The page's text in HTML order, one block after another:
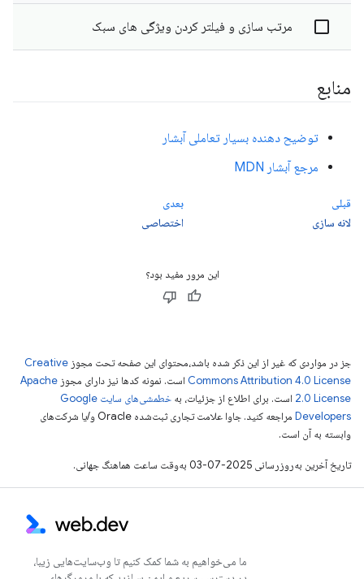
مرتب سازی و فیلتر کردن ویژگی های سبک
منابع
توضیح دهنده بسیار تعاملی آبشار
مرجع آبشار MDN
قبلی
لانه سازی
بعدی
اختصاصی
این مرور مفید بود؟
جز در مواردی که غیر از این ذکر شده باشد،‌محتوای این صفحه تحت مجوز Creative
Commons Attribution 4.0 License است. نمونه کدها نیز دارای مجوز Apache
2.0 License است. برای اطلاع از جزئیات، به
خطمشی‌های سایت Google
Developers‏
مراجعه کنید. جاوا علامت تجاری ثبت‌شده Oracle و/یا شرکت‌های
وابسته به آن است.
تاریخ آخرین به‌روزرسانی 2025-07-03 به‌وقت ساعت هماهنگ جهانی.
ما می‌خواهیم به شما کمک کنیم تا وب‌سایت‌هایی زیبا،